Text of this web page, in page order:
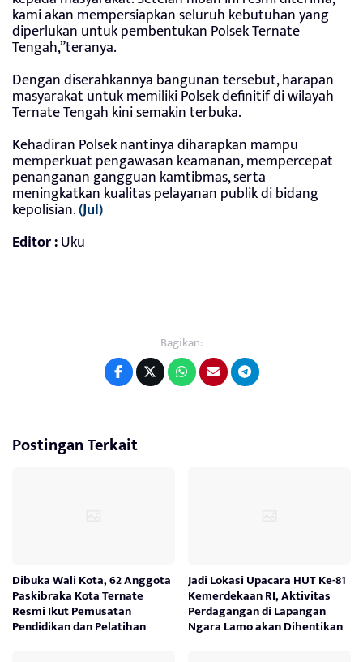
kami akan mempersiapkan seluruh kebutuhan yang
diperlukan untuk pembentukan Polsek Ternate
Tengah,”teranya.
Dengan diserahkannya bangunan tersebut, harapan
masyarakat untuk memiliki Polsek definitif di wilayah
Ternate Tengah kini semakin terbuka.
Kehadiran Polsek nantinya diharapkan mampu
memperkuat pengawasan keamanan, mempercepat
penanganan gangguan kamtibmas, serta
meningkatkan kualitas pelayanan publik di bidang
kepolisian.(Jul)
Editor :Uku
Bagikan:
Postingan Terkait
Dibuka Wali Kota, 62 Anggota
Paskibraka Kota Ternate
Resmi Ikut Pemusatan
Pendidikan dan Pelatihan
Jadi Lokasi Upacara HUT Ke-81
Kemerdekaan RI, Aktivitas
Perdagangan di Lapangan
Ngara Lamo akan Dihentikan